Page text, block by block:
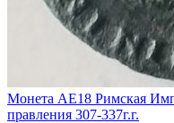
Монета АЕ18 Римская
правления 307-337г.г.